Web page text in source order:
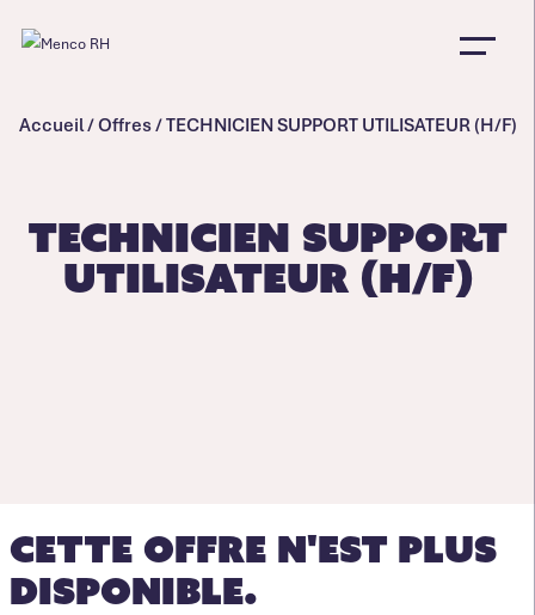
Accueil/Offres/TECHNICIEN SUPPORT UTILISATEUR (H/F)
TECHNICIEN SUPPORT
UTILISATEUR (H/F)
Cette offre n'est plus
disponible.